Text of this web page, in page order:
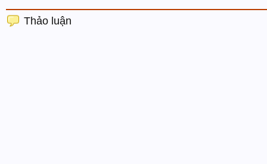
Thảo luận